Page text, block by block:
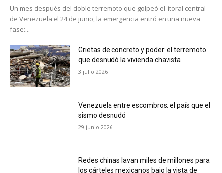
Un mes después del doble terremoto que golpeó el litoral central
de Venezuela el 24 de junio, la emergencia entró en una nueva
fase:...
Grietas de concreto y poder: el terremoto
que desnudó la vivienda chavista
3 julio 2026
Venezuela entre escombros: el país que el
sismo desnudó
29 junio 2026
Redes chinas lavan miles de millones para
los cárteles mexicanos bajo la vista de